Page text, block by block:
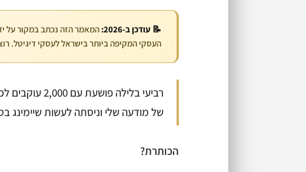
📝 עודכן ב-2026: המאמר הזה נכתב במקור על
העסקי המקיפה ביותר בישראל לעסקי דיגיטל.
רביעי בלילה
של מודעה שלי וניסתה לעשות שיימינג
הכותרת?